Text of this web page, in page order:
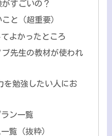
すごいの？
と（超重要）
よかったところ
先生の教材が使われ
を勉強したい人にお
ン一覧
覧（抜粋）